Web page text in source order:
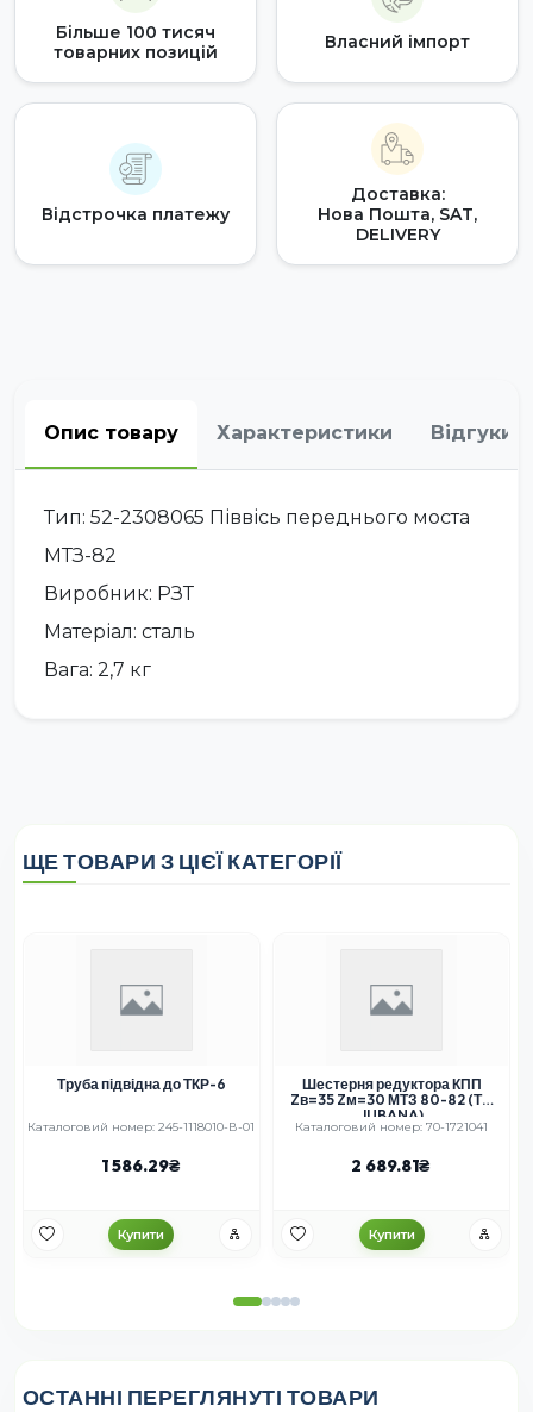
Більше 100 тисяч
товарних позицій
Власний імпорт
Відстрочка платежу
Доставка:
Нова Пошта, SAT,
DELIVERY
Опис товару Характеристики Відгуки
Тип: 52-2308065 Піввісь переднього моста
МТЗ-82
Виробник: РЗТ
Матеріал: сталь
Вага: 2,7 кг
ЩЕ ТОВАРИ З ЦІЄЇ КАТЕГОРІЇ
Труба підвідна до ТКР-6
Каталоговий номер: 245-1118010-В-01
1 586.29
Купити
Шестерня редуктора КПП
Zв=35 Zм=30 МТЗ 80-82 (ТМ
JUBANA)
Каталоговий номер: 70-1721041
2 689.81
Купити
ОСТАННІ ПЕРЕГЛЯНУТІ ТОВАРИ